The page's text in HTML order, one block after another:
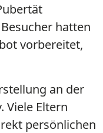
hatten
vorbereitet,
an der
Viele Eltern
persönlichen